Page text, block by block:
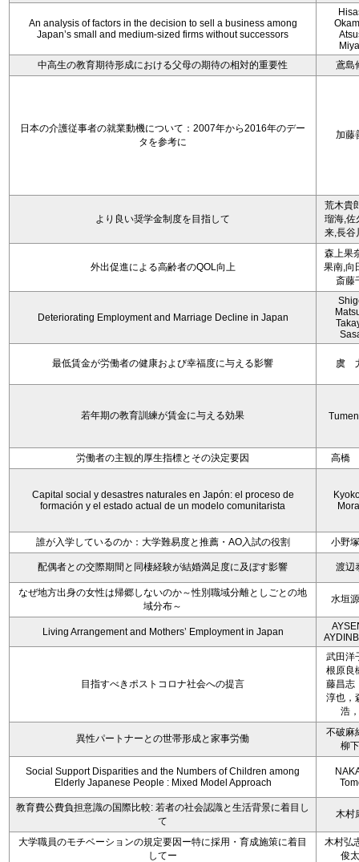
An analysis of factors in the decision to sell a business among
Japan’s small and medium-sized firms without successors
中高生の教育期待形成における父母の期待の相対的重要性
鳶島
日本の介護従事者の就業動機について：2007年から2016年のデー
タを参考に
加藤
より良い奨学金制度を目指して
荒木貴
瑠海,佐
来,長谷
外出促進による高齢者のQOL向上
森上果
果南,向
斎藤
Deteriorating Employment and Marriage Decline in Japan
最低賃金が労働者の健康および幸福度に与える影響 虞
若年期の教育訓練が賃金に与える効果
労働者の主観的厚生指標とその決定要因 高橋
Capital social y desastres naturales en Japón: el proceso de
formación y el estado actual de un modelo comunitarista
誰が入学しているのか：大学難易度と推薦・AO入試の役割 小野
配偶者との交際期間と同棲経験が結婚満足度に及ぼす影響 渡辺
なぜ地方出身の女性は帰郷しないのか～性別職域分離としごとの地
域分布～
水垣
Living Arrangement and Mothers’ Employment in Japan
目指すべきポストコロナ社会への提言
武田洋
根原良
藤昌志
淳也，
浩
異性パートナーとの世帯形成と家事労働
不破麻
柳
Social Support Disparities and the Numbers of Children among
Elderly Japanese People : Mixed Model Approach
教育費公費負担意識の国際比較: 若者の社会認識と生活背景に着目し
て
木村
大学職員のモチベーションの規定要因ー特に採用・育成施策に着目
してー
木村弘
俊